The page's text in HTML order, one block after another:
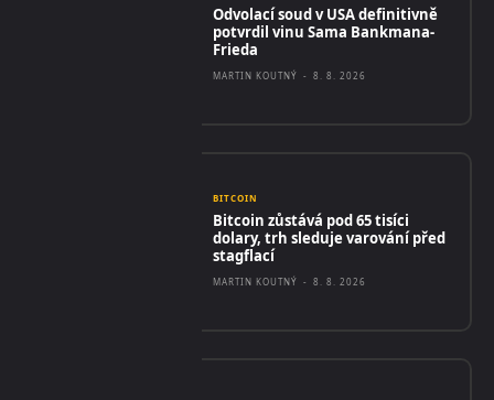
Odvolací soud v USA definitivně
potvrdil vinu Sama Bankmana-
Frieda
MARTIN KOUTNÝ - 8. 8. 2026
BITCOIN
Bitcoin zůstává pod 65 tisíci
dolary, trh sleduje varování před
stagflací
MARTIN KOUTNÝ - 8. 8. 2026